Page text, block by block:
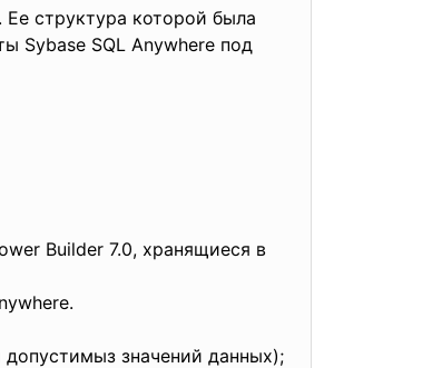
структура которой была
Sybase SQL Anywhere под
Builder 7.0, хранящиеся в
значений данных);